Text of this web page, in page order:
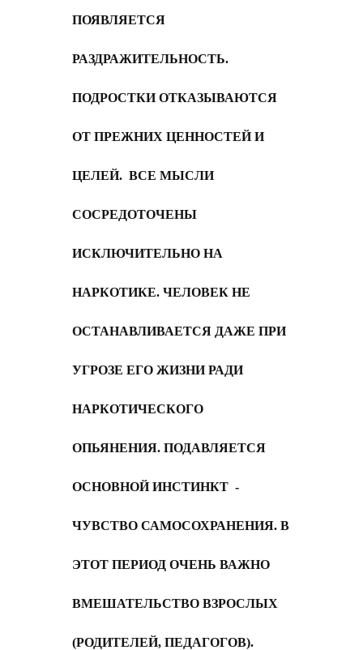
ПОЯВЛЯЕТСЯ
РАЗДРАЖИТЕЛЬНОСТЬ.
ПОДРОСТКИ ОТКАЗЫВАЮТСЯ
ОТ ПРЕЖНИХ ЦЕННОСТЕЙ И
ЦЕЛЕЙ. ВСЕ МЫСЛИ
СОСРЕДОТОЧЕНЫ
ИСКЛЮЧИТЕЛЬНО НА
НАРКОТИКЕ. ЧЕЛОВЕК НЕ
ОСТАНАВЛИВАЕТСЯ ДАЖЕ ПРИ
УГРОЗЕ ЕГО ЖИЗНИ РАДИ
НАРКОТИЧЕСКОГО
ОПЬЯНЕНИЯ. ПОДАВЛЯЕТСЯ
ОСНОВНОЙ ИНСТИНКТ -
ЧУВСТВО САМОСОХРАНЕНИЯ. В
ЭТОТ ПЕРИОД ОЧЕНЬ ВАЖНО
ВМЕШАТЕЛЬСТВО ВЗРОСЛЫХ
(РОДИТЕЛЕЙ, ПЕДАГОГОВ).